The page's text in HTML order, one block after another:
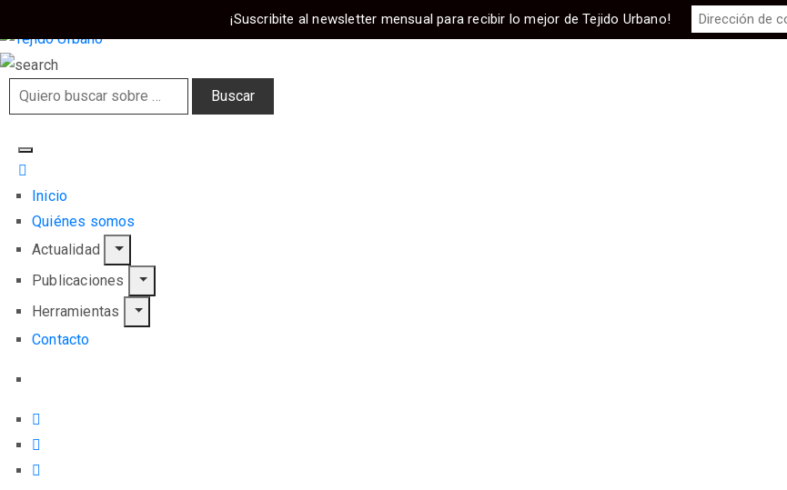
Inicio
Quiénes somos
Actualidad
Publicaciones
Herramientas
Contacto
¡Suscribite al newsletter mensual para recibir lo mejor de Tejido Urbano!